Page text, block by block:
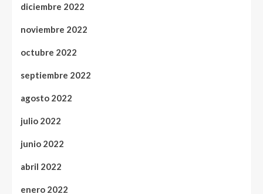
diciembre 2022
noviembre 2022
octubre 2022
septiembre 2022
agosto 2022
julio 2022
junio 2022
abril 2022
enero 2022